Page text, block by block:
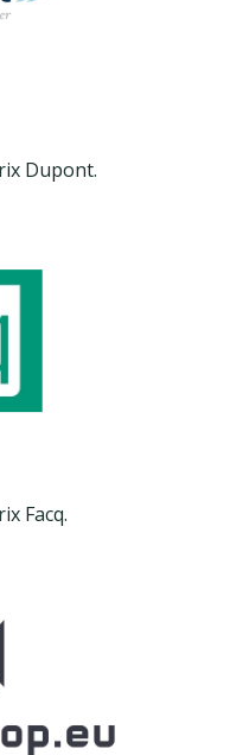
Dupont.
Facq.